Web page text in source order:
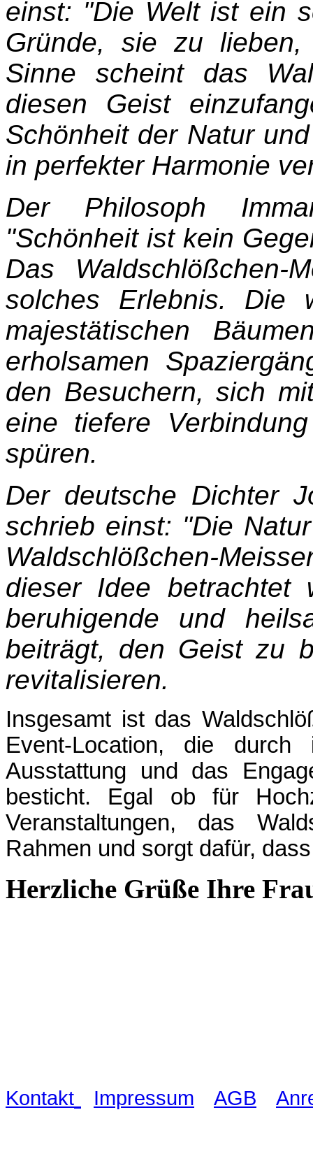
einst: "Die Welt ist ein
Gründe, sie zu
Sinne scheint das
diesen Geist
Schönheit der Natur
in perfekter Harmonie
Der Philosoph
"Schönheit ist kein
Das Waldschlößchen-
solches Erlebnis. Die
majestätischen
erholsamen
den Besuchern, sich
eine tiefere
spüren.
Der deutsche Dichter
schrieb einst: "Die
Waldschlößchen-
dieser Idee betrachtet
beruhigende und
beiträgt, den Geist zu
revitalisieren.
Insgesamt ist das
Event-Location, die durch
Ausstattung und das
besticht. Egal ob für
Veranstaltungen, das
Rahmen und sorgt dafür,
Herzliche Grüße Ihre
Kontakt Impressum AGB